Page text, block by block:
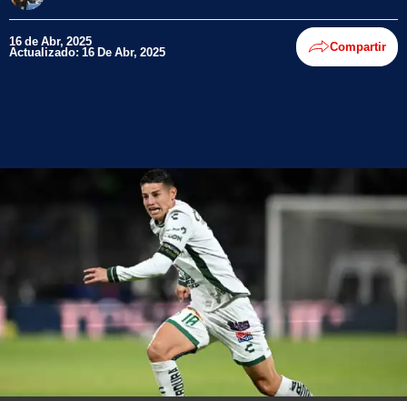
16 de Abr, 2025
Actualizado: 16 De Abr, 2025 Compartir